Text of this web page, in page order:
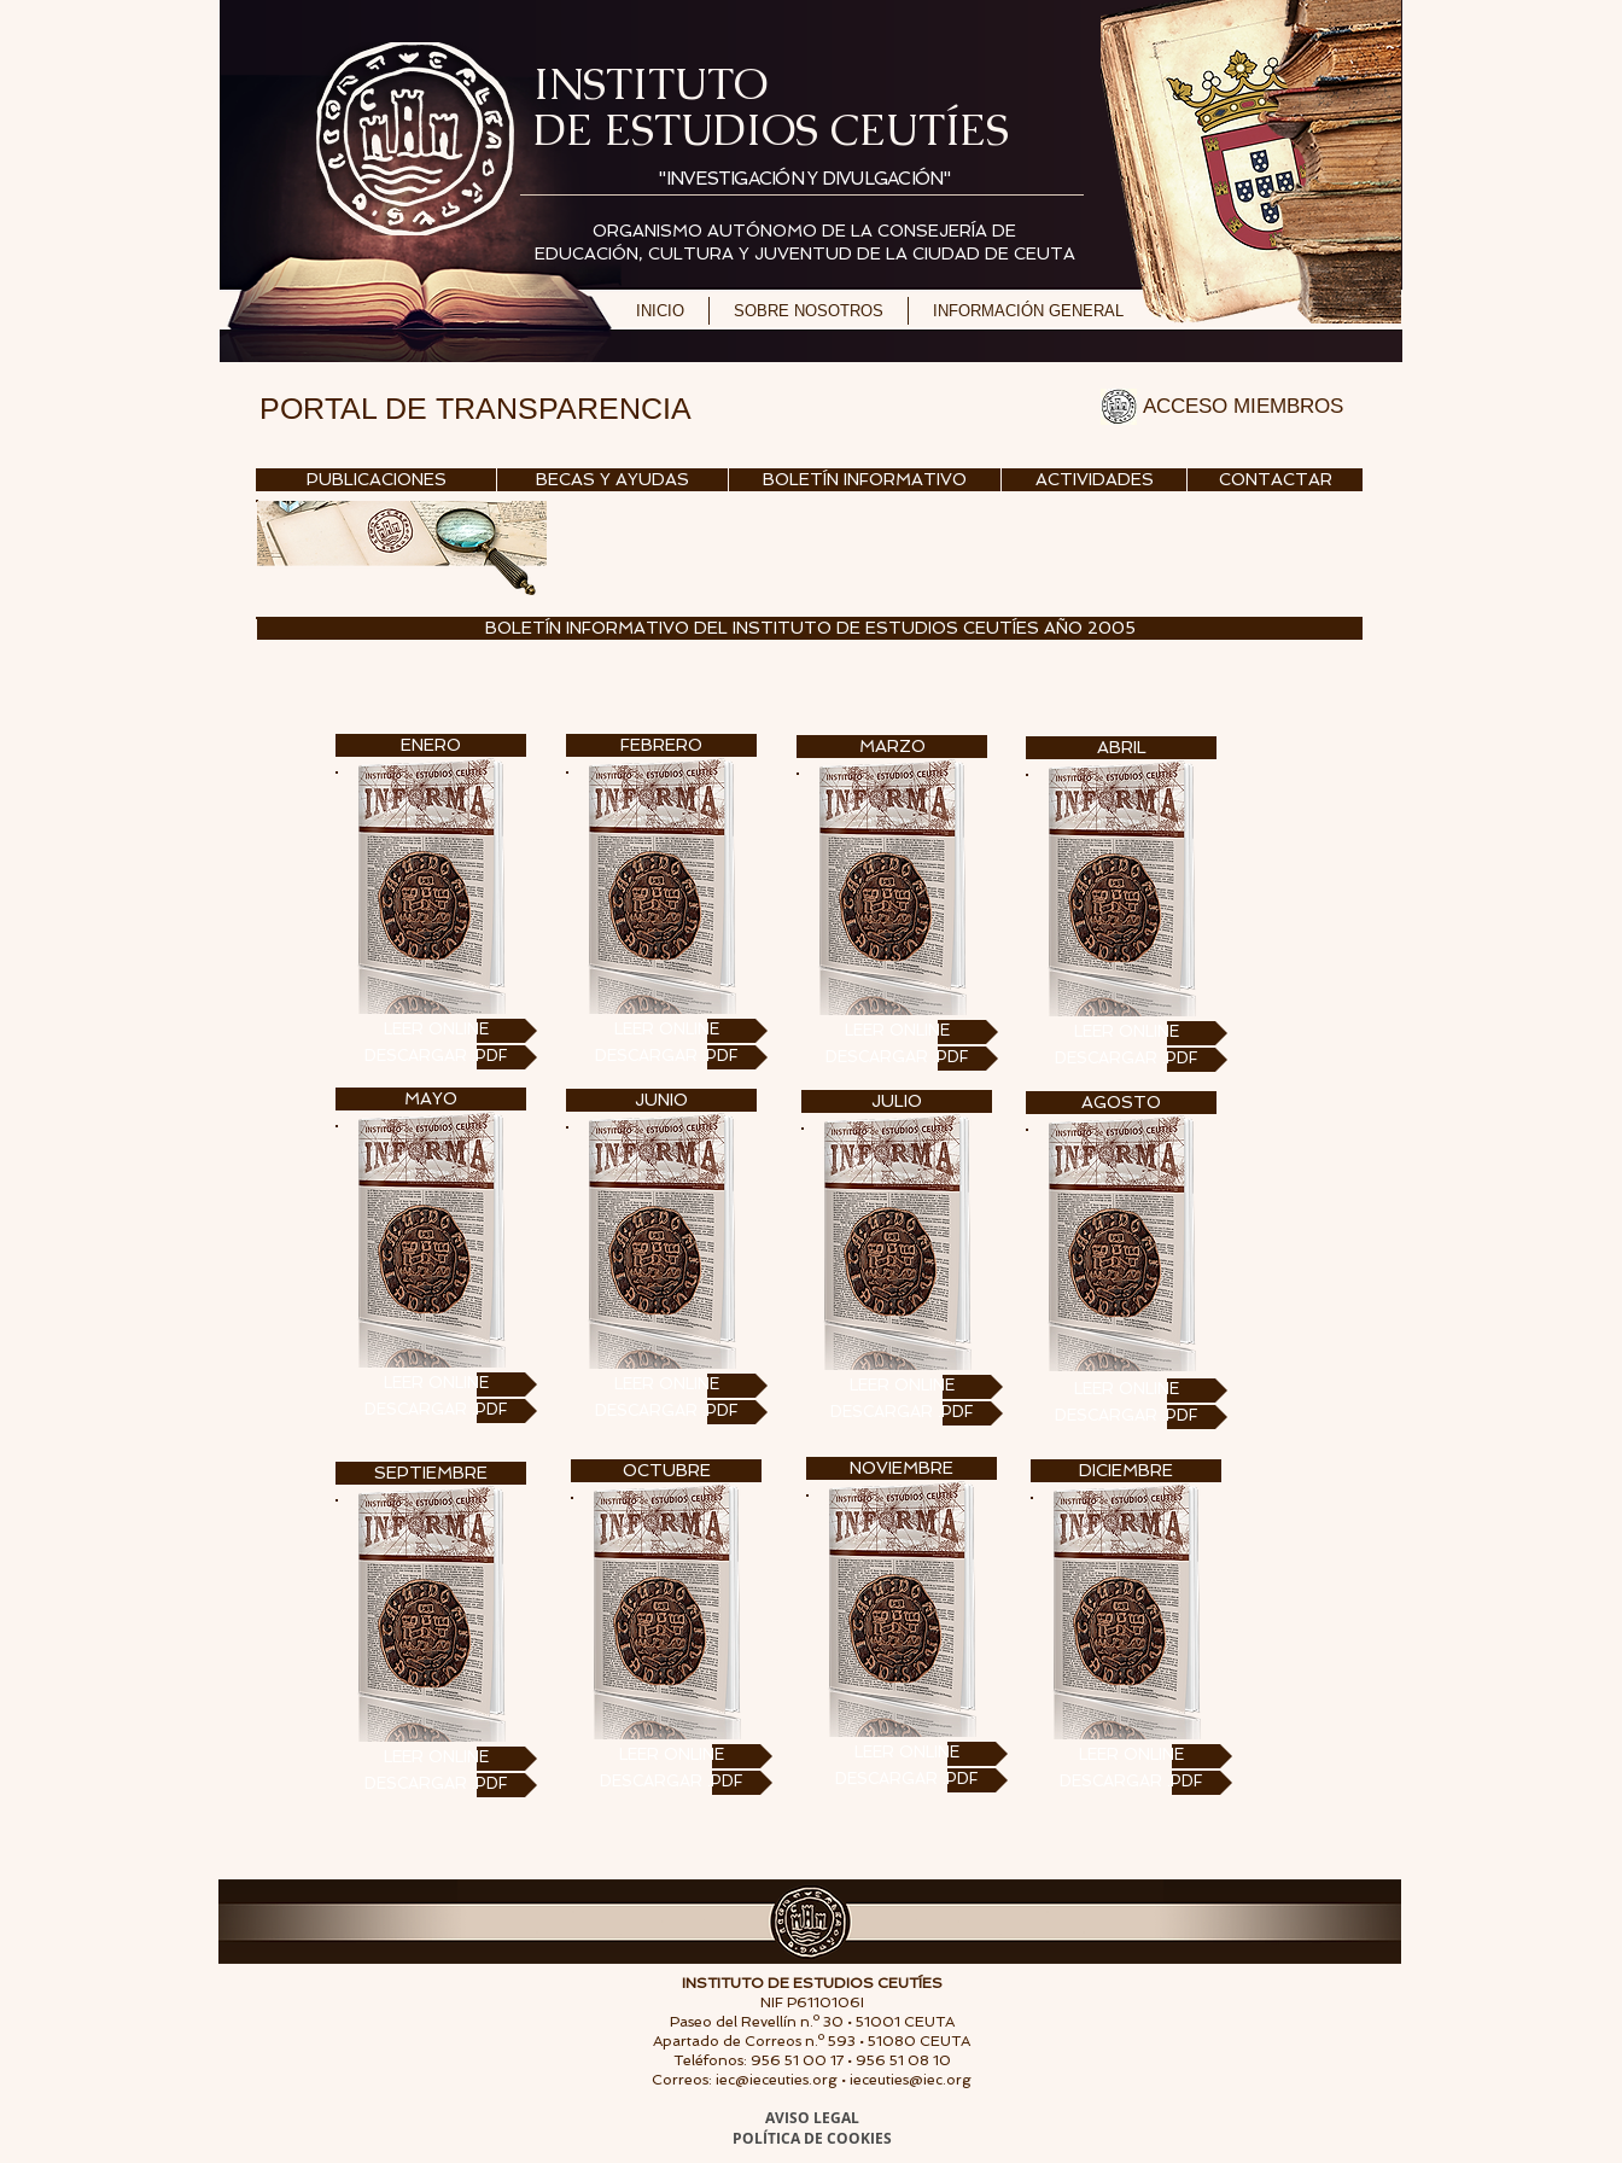
INSTITUTO
DE ESTUDIOS CEUTÍES
"INVESTIGACIÓN Y DIVULGACIÓN"
ORGANISMO AUTÓNOMO DE LA CONSEJERÍA DE
EDUCACIÓN, CULTURA Y JUVENTUD DE LA CIUDAD DE CEUTA
INICIO SOBRE NOSOTROS INFORMACIÓN GENERAL
PORTAL DE TRANSPARENCIA ACCESO MIEMBROS
PUBLICACIONES BECAS Y AYUDAS BOLETÍN INFORMATIVO ACTIVIDADES CONTACTAR
BOLETÍN INFORMATIVO DEL INSTITUTO DE ESTUDIOS CEUTÍES AÑO 2005
ENERO
LEER ONLINE
DESCARGAR .PDF
FEBRERO
LEER ONLINE
DESCARGAR .PDF
MARZO
LEER ONLINE
DESCARGAR .PDF
ABRIL
LEER ONLINE
DESCARGAR .PDF
MAYO
LEER ONLINE
DESCARGAR .PDF
JUNIO
LEER ONLINE
DESCARGAR .PDF
JULIO
LEER ONLINE
DESCARGAR .PDF
AGOSTO
LEER ONLINE
DESCARGAR .PDF
SEPTIEMBRE
LEER ONLINE
DESCARGAR .PDF
OCTUBRE
LEER ONLINE
DESCARGAR .PDF
NOVIEMBRE
LEER ONLINE
DESCARGAR .PDF
DICIEMBRE
LEER ONLINE
DESCARGAR .PDF
INSTITUTO DE ESTUDIOS CEUTÍES
NIF P6110106I
Paseo del Revellín n.º 30 • 51001 CEUTA
Apartado de Correos n.º 593 • 51080 CEUTA
Teléfonos: 956 51 00 17 • 956 51 08 10
Correos: iec@ieceuties.org • ieceuties@iec.org
AVISO LEGAL
POLÍTICA DE COOKIES